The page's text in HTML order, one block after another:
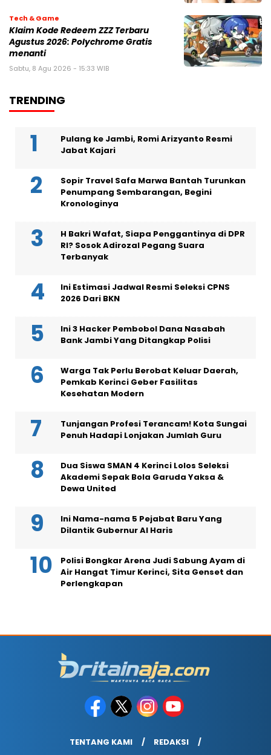
Tech & Game
Klaim Kode Redeem ZZZ Terbaru
Agustus 2026: Polychrome Gratis
menanti
Sabtu, 8 Agu 2026 - 15:33 WIB
TRENDING
Pulang ke Jambi, Romi Arizyanto Resmi
Jabat Kajari
Sopir Travel Safa Marwa Bantah Turunkan
Penumpang Sembarangan, Begini
Kronologinya
H Bakri Wafat, Siapa Penggantinya di DPR
RI? Sosok Adirozal Pegang Suara
Terbanyak
Ini Estimasi Jadwal Resmi Seleksi CPNS
2026 Dari BKN
Ini 3 Hacker Pembobol Dana Nasabah
Bank Jambi Yang Ditangkap Polisi
Warga Tak Perlu Berobat Keluar Daerah,
Pemkab Kerinci Geber Fasilitas
Kesehatan Modern
Tunjangan Profesi Terancam! Kota Sungai
Penuh Hadapi Lonjakan Jumlah Guru
Dua Siswa SMAN 4 Kerinci Lolos Seleksi
Akademi Sepak Bola Garuda Yaksa &
Dewa United
Ini Nama-nama 5 Pejabat Baru Yang
Dilantik Gubernur Al Haris
Polisi Bongkar Arena Judi Sabung Ayam di
Air Hangat Timur Kerinci, Sita Genset dan
Perlengkapan
TENTANG KAMI
REDAKSI